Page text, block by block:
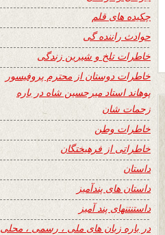
چکیده های قلم
حوادث راننده گی
خاطرات تلخ و شیرین زندگی
خاطرات دوستان از محترم پروفیسور
پوهاند استاد میرحسین شاه در باره
زحمات شان
خاطرات وطن
خاطراتی از فرهیختگان
داستان
داستان های پندآمیز
داستنتنهای پند آمیز
در باره زبان های ملی ، رسمی ، محلی